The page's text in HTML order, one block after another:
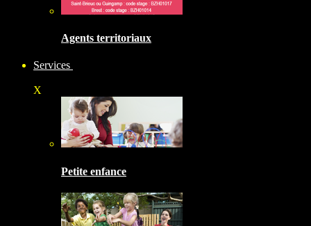
Agents territoriaux
Services
X
Petite enfance